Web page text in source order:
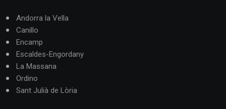
Andorra la Vella
Canillo
Encamp
Escaldes-Engordany
La Massana
Ordino
Sant Julià de Lòria